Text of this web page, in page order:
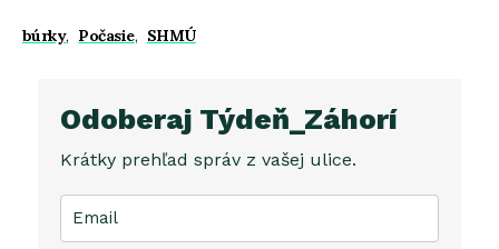
búrky, Počasie, SHMÚ
Odoberaj Týdeň_Záhorí
Krátky prehľad správ z vašej ulice.